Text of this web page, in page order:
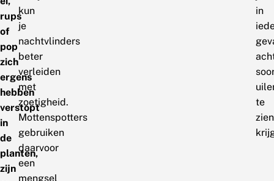
rups
of
pop
zich
ergens
hebben
verstopt
in
de
planten,
zijn
kun
je
nachtvlinders
beter
verleiden
met
zoetigheid.
Mottenspotters
gebruiken
daarvoor
een
mengsel
in
te
zien